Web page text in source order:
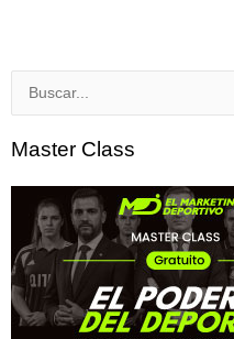
Buscar
Master Class